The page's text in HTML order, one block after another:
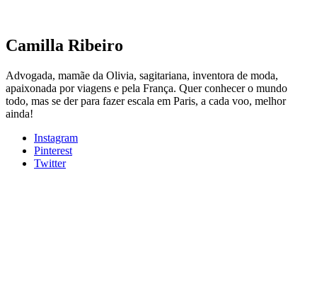
Camilla Ribeiro
Advogada, mamãe da Olivia, sagitariana, inventora de moda,
apaixonada por viagens e pela França. Quer conhecer o mundo
todo, mas se der para fazer escala em Paris, a cada voo, melhor
ainda!
Instagram
Pinterest
Twitter